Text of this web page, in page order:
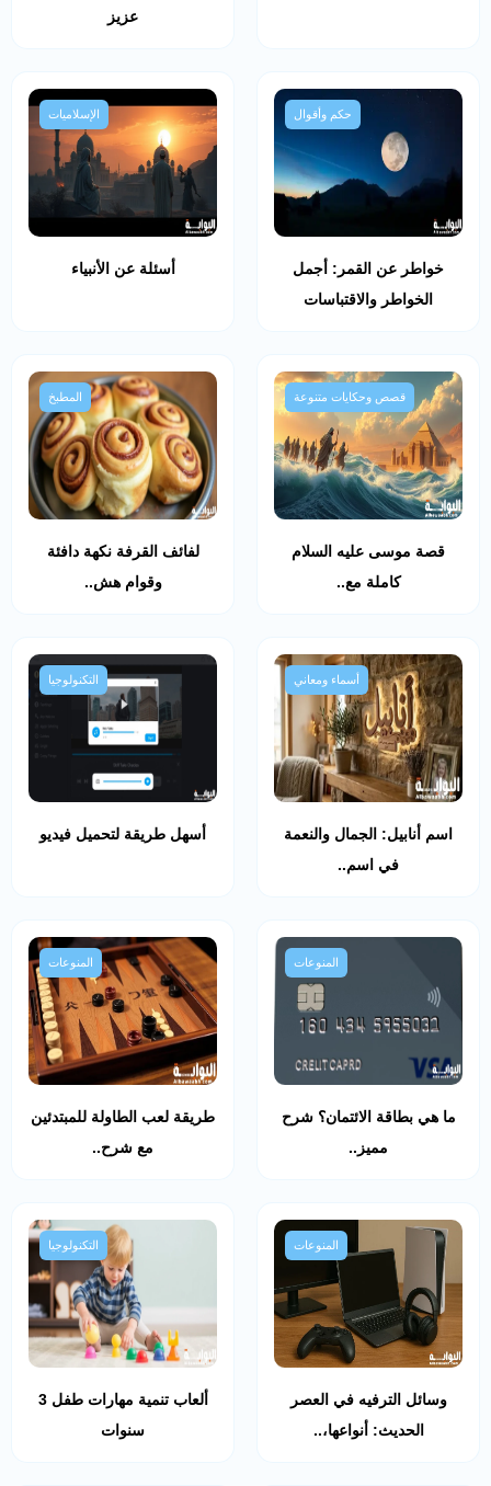
عزيز
حكم وأقوال
خواطر عن القمر: أجمل
الخواطر والاقتباسات
الإسلاميات
أسئلة عن الأنبياء
قصص وحكايات متنوعة
قصة موسى عليه السلام
كاملة مع..
المطبخ
لفائف القرفة نكهة دافئة
وقوام هش..
أسماء ومعاني
اسم أنابيل: الجمال والنعمة
في اسم..
التكنولوجيا
أسهل طريقة لتحميل فيديو
المنوعات
ما هي بطاقة الائتمان؟ شرح
مميز..
المنوعات
طريقة لعب الطاولة للمبتدئين
مع شرح..
المنوعات
وسائل الترفيه في العصر
الحديث: أنواعها،..
التكنولوجيا
ألعاب تنمية مهارات طفل 3
سنوات